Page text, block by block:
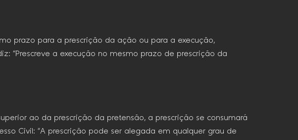
prazo para a prescrição da ação ou para a execução,
“Prescreve a execução no mesmo prazo de prescrição da
ao da prescrição da pretensão, a prescrição se consumará
Civil: “A prescrição pode ser alegada em qualquer grau de